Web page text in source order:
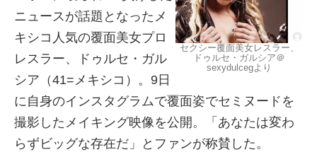
セクシー覆面美女レスラー、
ドゥルセ・ガルシア＠
sexydulcegより
ニュースが話題となったメ
キシコ人気の覆面美女プロ
レスラー、ドゥルセ・ガル
シア（41=メキシコ）。9日
に自身のインスタグラムで覆面姿でセミヌードを
撮影したメイキング映像を公開。「あなたは変わ
らずビッグな存在だ」とファンが称賛した。